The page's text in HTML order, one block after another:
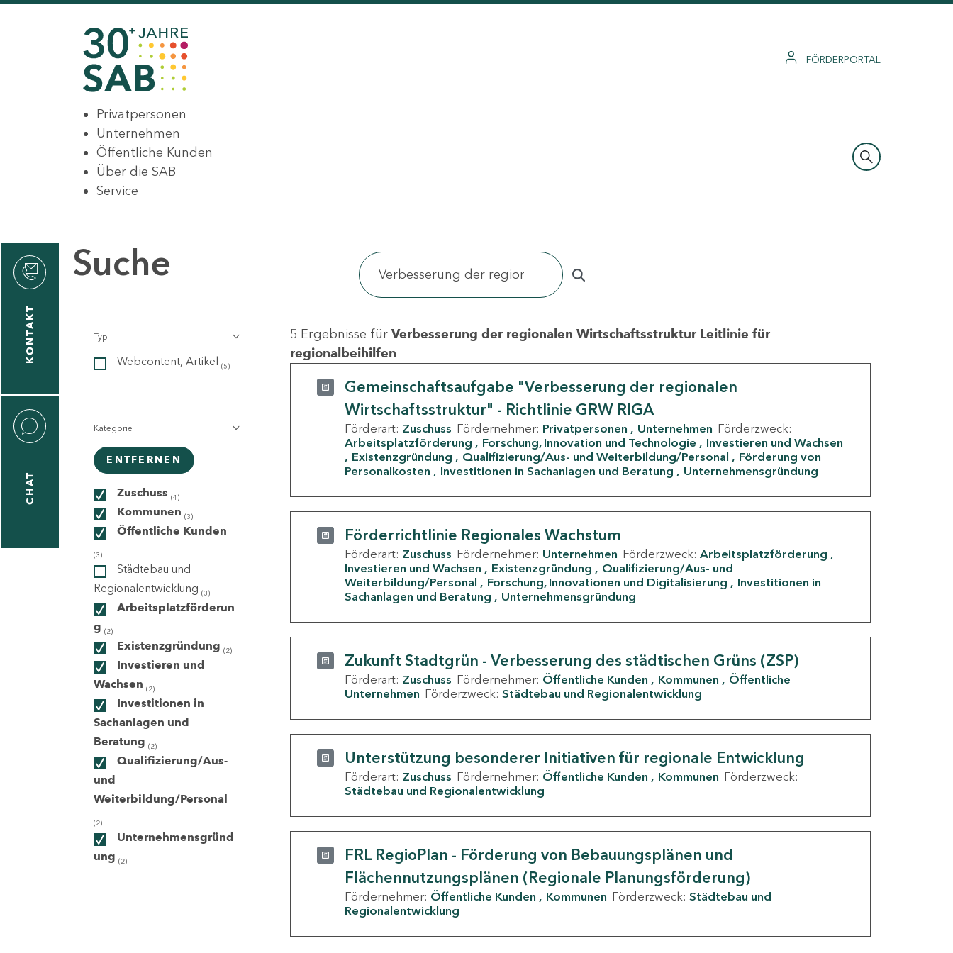
FÖRDERPORTAL
Privatpersonen
Unternehmen
Öffentliche Kunden
Über die SAB
Service
KONTAKT
CHAT
Suche
Typ
Webcontent, Artikel (5)
Kategorie
ENTFERNEN
Zuschuss (4)
Kommunen (3)
Öffentliche Kunden
(3)
Städtebau und
Regionalentwicklung (3)
Arbeitsplatzförderun
g (2)
Existenzgründung (2)
Investieren und
Wachsen (2)
Investitionen in
Sachanlagen und
Beratung (2)
Qualifizierung/Aus-
und
Weiterbildung/Personal
(2)
Unternehmensgründ
ung (2)
5 Ergebnisse für Verbesserung der regionalen Wirtschaftsstruktur Leitlinie für
regionalbeihilfen
Gemeinschaftsaufgabe "Verbesserung der regionalen
Wirtschaftsstruktur" - Richtlinie GRW RIGA
Förderart: Zuschuss Fördernehmer: Privatpersonen Unternehmen Förderzweck:
Arbeitsplatzförderung
Forschung, Innovation und Technologie
Investieren und Wachsen
Existenzgründung
Qualifizierung/Aus- und Weiterbildung/Personal
Förderung von
Personalkosten
Investitionen in Sachanlagen und Beratung Unternehmensgründung
Förderrichtlinie Regionales Wachstum
Förderart: Zuschuss Fördernehmer: Unternehmen Förderzweck: Arbeitsplatzförderung
Investieren und Wachsen
Existenzgründung
Qualifizierung/Aus- und
Weiterbildung/Personal
Forschung, Innovationen und Digitalisierung
Investitionen in
Sachanlagen und Beratung
Unternehmensgründung
Zukunft Stadtgrün - Verbesserung des städtischen Grüns (ZSP)
Förderart: Zuschuss Fördernehmer: Öffentliche Kunden Kommunen
Öffentliche
Unternehmen Förderzweck: Städtebau und Regionalentwicklung
Unterstützung besonderer Initiativen für regionale Entwicklung
Förderart: Zuschuss Fördernehmer: Öffentliche Kunden Kommunen Förderzweck:
Städtebau und Regionalentwicklung
FRL RegioPlan - Förderung von Bebauungsplänen und
Flächennutzungsplänen (Regionale Planungsförderung)
Fördernehmer: Öffentliche Kunden Kommunen Förderzweck: Städtebau und
Regionalentwicklung